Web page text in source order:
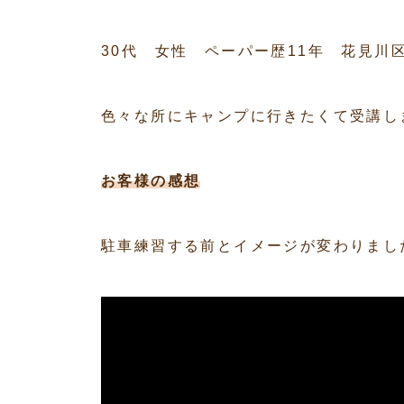
30代 女性 ペーパー歴11年 花見川区
色々な所にキャンプに行きたくて受講し
お客様の感想
駐車練習する前とイメージが変わりまし